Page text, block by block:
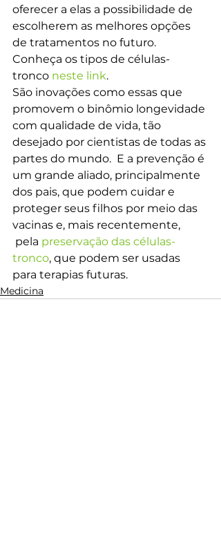
oferecer a elas a possibilidade de
escolherem as melhores opções
de tratamentos no futuro.
Conheça os tipos de células-
tronco neste link.
São inovações como essas que
promovem o binômio longevidade
com qualidade de vida, tão
desejado por cientistas de todas as
partes do mundo.  E a prevenção é
um grande aliado, principalmente
dos pais, que podem cuidar e
proteger seus filhos por meio das
vacinas e, mais recentemente,
pela preservação das células-
tronco, que podem ser usadas
para terapias futuras.
Medicina